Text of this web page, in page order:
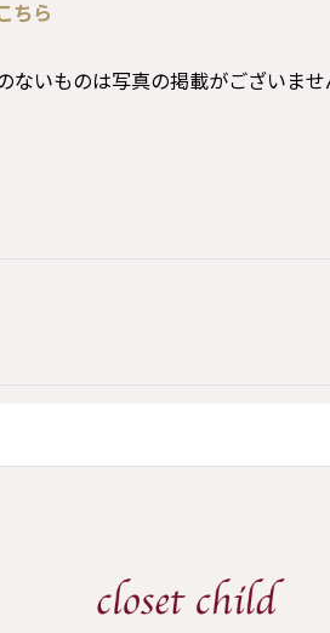
ちら
ないものは写真の掲載がございませ